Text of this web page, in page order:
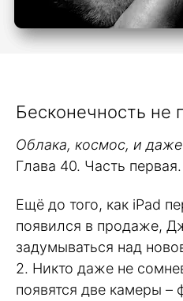
Бесконечность не
Облака, космос, и
Глава 40. Часть
Ещё до того, как iPad
появился в продаже,
задумываться над
2. Никто даже не
появятся две камеры –